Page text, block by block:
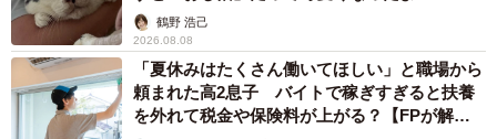
鶴野 浩己
2026.08.08
「夏休みはたくさん働いてほしい」と職場から
頼まれた高2息子 バイトで稼ぎすぎると扶養
を外れて税金や保険料が上がる？【FPが解